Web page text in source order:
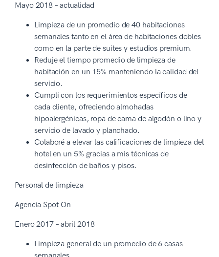
Mayo 2018 – actualidad
Limpieza de un promedio de 40 habitaciones
semanales tanto en el área de habitaciones dobles
como en la parte de suites y estudios premium.
Reduje el tiempo promedio de limpieza de
habitación en un 15% manteniendo la calidad del
servicio.
Cumplí con los requerimientos específicos de
cada cliente, ofreciendo almohadas
hipoalergénicas, ropa de cama de algodón o lino y
servicio de lavado y planchado.
Colaboré a elevar las calificaciones de limpieza del
hotel en un 5% gracias a mis técnicas de
desinfección de baños y pisos.
Personal de limpieza
Agencia Spot On
Enero 2017 – abril 2018
Limpieza general de un promedio de 6 casas